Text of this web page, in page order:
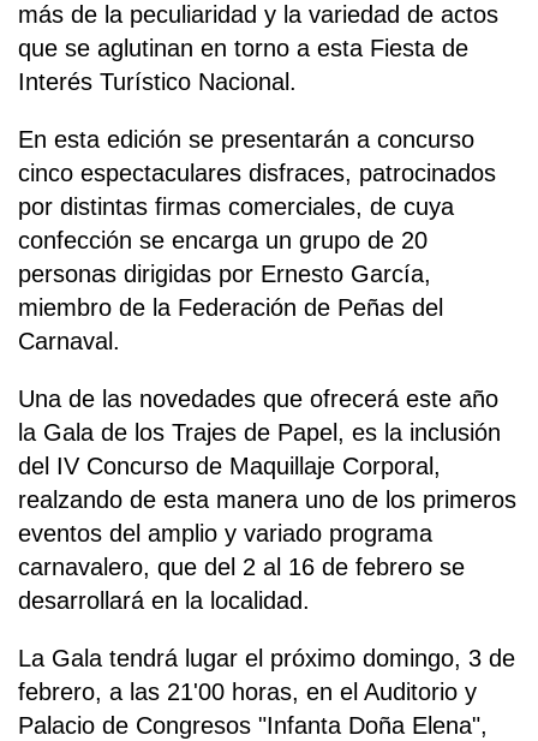
más de la peculiaridad y la variedad de actos
que se aglutinan en torno a esta Fiesta de
Interés Turístico Nacional.
En esta edición se presentarán a concurso
cinco espectaculares disfraces, patrocinados
por distintas firmas comerciales, de cuya
confección se encarga un grupo de 20
personas dirigidas por Ernesto García,
miembro de la Federación de Peñas del
Carnaval.
Una de las novedades que ofrecerá este año
la Gala de los Trajes de Papel, es la inclusión
del IV Concurso de Maquillaje Corporal,
realzando de esta manera uno de los primeros
eventos del amplio y variado programa
carnavalero, que del 2 al 16 de febrero se
desarrollará en la localidad.
La Gala tendrá lugar el próximo domingo, 3 de
febrero, a las 21'00 horas, en el Auditorio y
Palacio de Congresos "Infanta Doña Elena",